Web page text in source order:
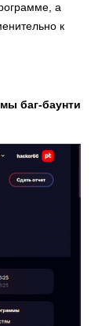
а
к
баг-баунти